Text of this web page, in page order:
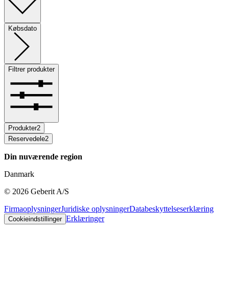
Købsdato
Filtrer produkter
Produkter2
Reservedele2
Din nuværende region
Danmark
© 2026 Geberit A/S
FirmaoplysningerJuridiske oplysningerDatabeskyttelseserklæring
Cookieindstillinger Erklæringer